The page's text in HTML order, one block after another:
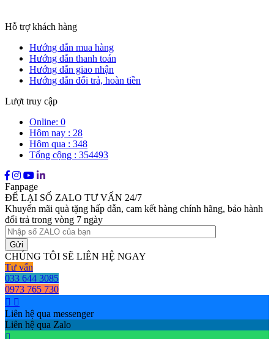
Hỗ trợ khách hàng
Hướng dẫn mua hàng
Hướng dẫn thanh toán
Hướng dẫn giao nhận
Hướng dẫn đổi trả, hoàn tiền
Lượt truy cập
Online: 0
Hôm nay : 28
Hôm qua : 348
Tổng cộng : 354493
Fanpage
ĐỂ LẠI SỐ ZALO TƯ VẤN 24/7
Khuyến mãi quà tặng hấp dẫn, cam kết hàng chính hãng, bảo hành
đổi trả trong vòng 7 ngày
CHÚNG TÔI SẼ LIÊN HỆ NGAY
Tư vấn
033 644 3085
0973 765 730
Liên hệ qua messenger
Liên hệ qua Zalo